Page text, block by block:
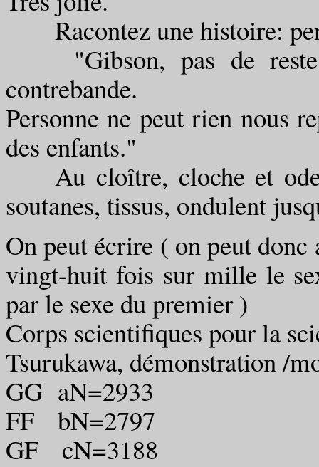
Racontez une histoire:
"Gibson, pas de reste:
contrebande.
Personne ne peut rien nous
des enfants."
Au cloître, cloche et
soutanes, tissus, ondulent
On peut écrire ( on peut donc
vingt-huit fois sur mille le
par le sexe du premier )
Corps scientifiques pour la
Tsurukawa, démonstration /
GG aN=2933
FF bN=2797
GF cN=3188